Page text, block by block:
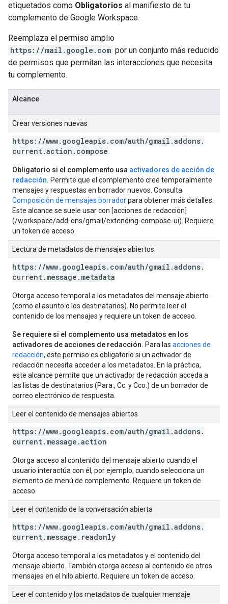
etiquetados como Obligatorios al manifiesto de tu
complemento de Google Workspace.
Reemplaza el permiso amplio
https://mail.google.com por un conjunto más reducido
de permisos que permitan las interacciones que necesita
tu complemento.
Alcance
Crear versiones nuevas
https: //www. googleapis. com/auth/gmail .addons.
current.action . compose
Obligatorio si el complemento usa activadores de acción de
redacción. Permite que el complemento cree temporalmente
mensajes y respuestas en borrador nuevos. Consulta
Composición de mensajes borradorpara obtener más detalles.
Este alcance se suele usar con [acciones de redacción]
(/workspace/add-ons/gmail/extending-compose-ui). Requiere
un token de acceso.
Lectura de metadatos de mensajes abiertos
https: //www. googleapis. com/auth/gmail .addons.
current. message . metadata
Otorga acceso temporal a los metadatos del mensaje abierto
(como el asunto o los destinatarios). No permite leer el
contenido de los mensajes y requiere un token de acceso.
Se requiere si el complemento usa metadatos en los
activadores de acciones de redacción. Para las acciones de
redacción, este permiso es obligatorio si un activador de
redacción necesita acceder a los metadatos. En la práctica,
este alcance permite que un activador de redacción acceda a
las listas de destinatarios (Para:, Cc: y Cco:) de un borrador de
correo electrónico de respuesta.
Leer el contenido de mensajes abiertos
https: //www. googleapis. com/auth/gmail .addons.
current. message .action
Otorga acceso al contenido del mensaje abierto cuando el
usuario interactúa con él, por ejemplo, cuando selecciona un
elemento de menú de complemento. Requiere un token de
acceso.
Leer el contenido de la conversación abierta
https: //www. googleapis. com/auth/gmail .addons.
current. message . readonly
Otorga acceso temporal a los metadatos y el contenido del
mensaje abierto. También otorga acceso al contenido de otros
mensajes en el hilo abierto. Requiere un token de acceso.
Leer el contenido y los metadatos de cualquier mensaje